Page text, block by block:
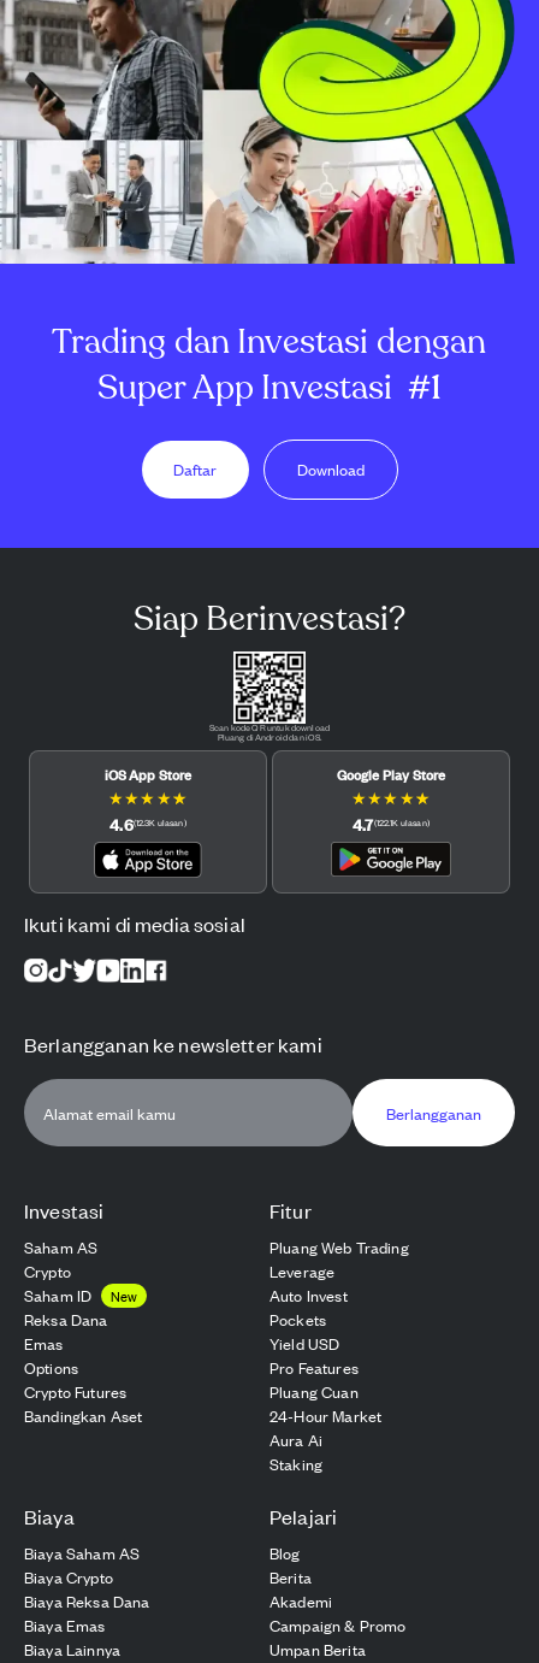
Trading dan Investasi dengan
Super App Investasi #1
Daftar Download
Investasi
Saham AS
Crypto
Saham ID
New
Reksa Dana
Emas
Options
Crypto Futures
Bandingkan Aset
Fitur
Pluang Web Trading
Leverage
Auto Invest
Pockets
Yield USD
Pro Features
Pluang Cuan
24-Hour Market
Aura Ai
Staking
Biaya
Biaya Saham AS
Biaya Crypto
Biaya Reksa Dana
Biaya Emas
Biaya Lainnya
Pelajari
Blog
Berita
Akademi
Campaign & Promo
Umpan Berita
Siap Berinvestasi?
Scan kode QR untuk download
Pluang di Android dan iOS.
iOS App Store
★★★ ★★
4.6(12.3K ulasan)
Google Play Store
★★★ ★★
4.7(122.1K ulasan)
Ikuti kami di media sosial
Berlangganan ke newsletter kami
Berlangganan